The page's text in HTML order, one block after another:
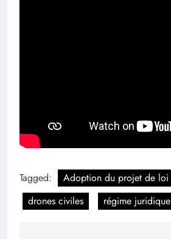
Tagged: Adoption du projet de loi
drones civiles
régime juridique